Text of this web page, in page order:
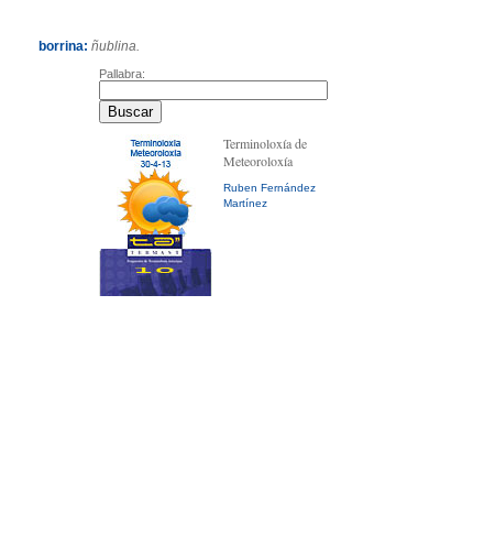
borrina: ñublina.
Pallabra:
Terminoloxía de
Meteoroloxía
Ruben Fernández
Martínez